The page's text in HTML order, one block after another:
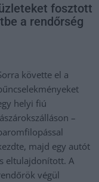
fosztott
a rendőrség
követte el a
helyi fiú
–
majd egy autót
eltulajdonított. A
végül